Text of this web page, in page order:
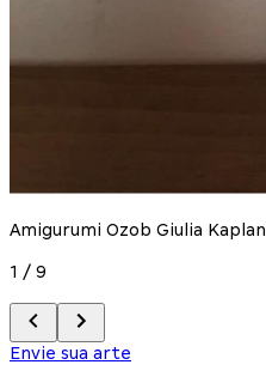
Amigurumi Ozob Giulia Kaplan
1 / 9
Envie sua arte